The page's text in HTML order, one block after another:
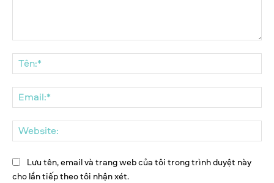
luận:
Lưu tên, email và trang web của tôi trong trình duyệt này
cho lần tiếp theo tôi nhận xét.